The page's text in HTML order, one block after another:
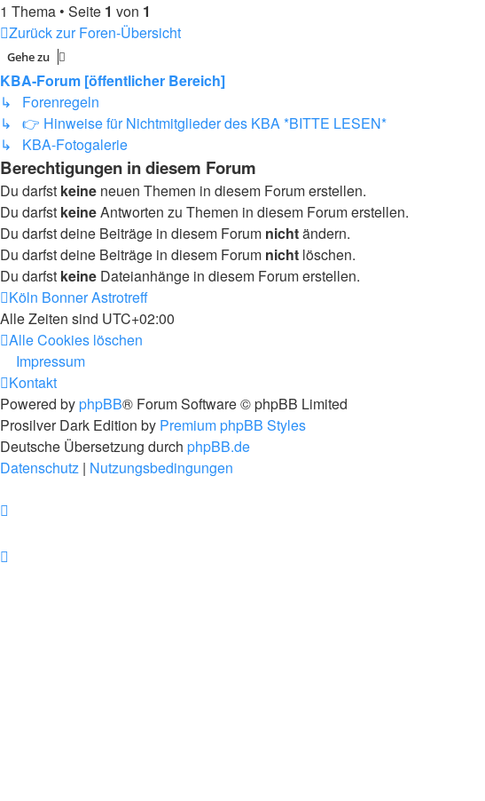
1 Thema • Seite 1 von 1
Zurück zur Foren-Übersicht
Gehe zu
KBA-Forum [öffentlicher Bereich]
↳ Forenregeln
↳ 👉 Hinweise für Nichtmitglieder des KBA *BITTE LESEN*
↳ KBA-Fotogalerie
Berechtigungen in diesem Forum
Du darfst keine neuen Themen in diesem Forum erstellen.
Du darfst keineAntworten zu Themen in diesem Forum erstellen.
Du darfst deine Beiträge in diesem Forum nichtändern.
Du darfst deine Beiträge in diesem Forum nicht löschen.
Du darfst keine Dateianhänge in diesem Forum erstellen.
Köln Bonner Astrotreff
Alle Zeiten sind UTC+02:00
Alle Cookies löschen
Impressum
Kontakt
Powered byphpBB® Forum Software © phpBB Limited
Prosilver Dark Edition by Premium phpBB Styles
Deutsche Übersetzung durch phpBB.de
Datenschutz | Nutzungsbedingungen